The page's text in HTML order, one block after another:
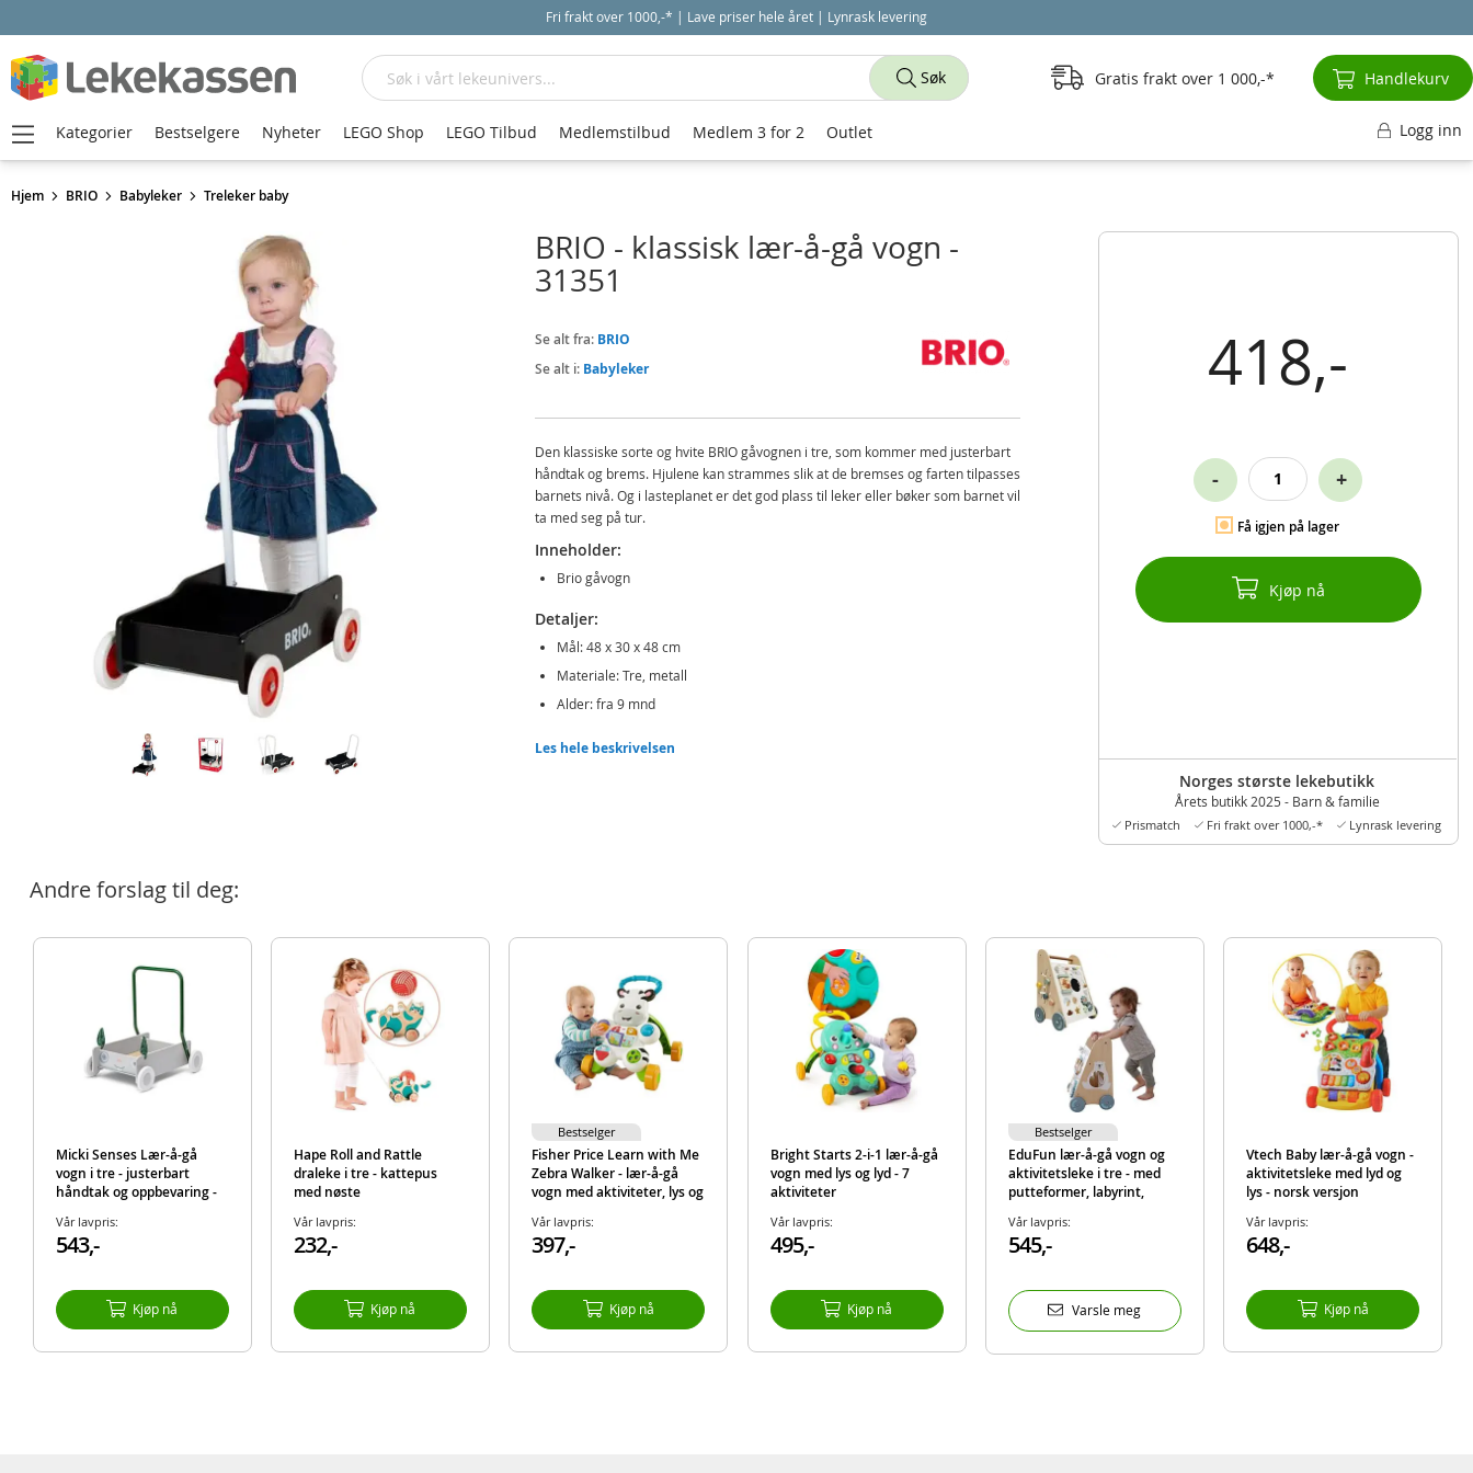
Fri frakt over 1000,-* | Lave priser hele året | Lynrask levering
Hjem BRIO Babyleker Treleker baby
418,-
Få igjen på lager
- +
Kjøp nå
Norges største lekebutikk
Årets butikk 2025 - Barn & familie
Prismatch Fri frakt over 1000,-* Lynrask levering
BRIO - klassisk lær-å-gå vogn -
31351
Se alt fra: BRIO
Se alt i: Babyleker
Den klassiske sorte og hvite BRIO gåvognen i tre, som kommer med justerbart
håndtak og brems. Hjulene kan strammes slik at de bremses og farten tilpasses
barnets nivå. Og i lasteplanet er det god plass til leker eller bøker som barnet vil
ta med seg på tur.
Inneholder:
Brio gåvogn
Detaljer:
Mål: 48 x 30 x 48 cm
Materiale: Tre, metall
Alder: fra 9 mnd
Merk: Krever noe montering
Les hele beskrivelsen
Andre forslag til deg:
Micki Senses Lær-å-gå
vogn i tre - justerbart
håndtak og oppbevaring -
Vår lavpris:
543,-
Kjøp nå
Hape Roll and Rattle
draleke i tre - kattepus
med nøste
Vår lavpris:
232,-
Kjøp nå
Fisher Price Learn with Me
Zebra Walker - lær-å-gå
vogn med aktiviteter, lys og
Vår lavpris:
397,-
Kjøp nå
Bestselger
Bright Starts 2-i-1 lær-å-gå
vogn med lys og lyd - 7
aktiviteter
Vår lavpris:
495,-
Kjøp nå
EduFun lær-å-gå vogn og
aktivitetsleke i tre - med
putteformer, labyrint,
Vår lavpris:
545,-
Varsle meg
Bestselger
Vtech Baby lær-å-gå vogn -
aktivitetsleke med lyd og
lys - norsk versjon
Vår lavpris:
648,-
Kjøp nå
Søk
Søk Gratis frakt over 1 000,- Handlekurv
Kategorier Bestselgere Nyheter LEGO Shop LEGO Tilbud Medlemstilbud Medlem 3 for 2 Outlet Logg inn